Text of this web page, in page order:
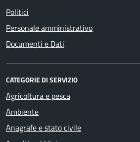
Politici
Personale amministrativo
Documenti e Dati
CATEGORIE DI SERVIZIO
Agricoltura e pesca
Ambiente
Anagrafe e stato civile